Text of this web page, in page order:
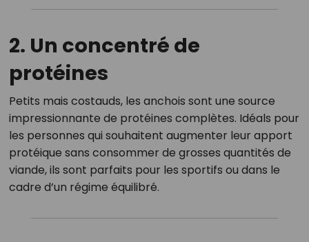
2. Un concentré de
protéines
Petits mais costauds, les anchois sont une source
impressionnante de protéines complètes. Idéals pour
les personnes qui souhaitent augmenter leur apport
protéique sans consommer de grosses quantités de
viande, ils sont parfaits pour les sportifs ou dans le
cadre d’un régime équilibré.